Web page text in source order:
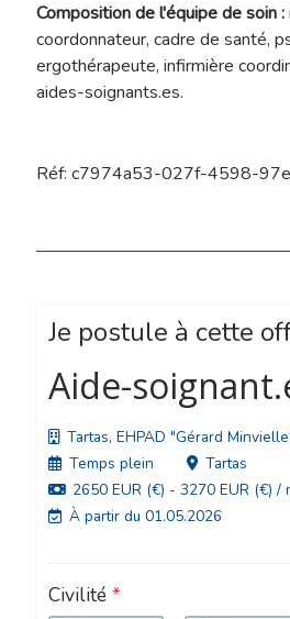
Composition de l'équipe de soin :
coordonnateur, cadre de santé,
ergothérapeute, infirmière
aides-soignants.es.
Réf: c7974a53-027f-4598-
Je postule à cette
Aide-
Tartas, EHPAD "Gérard
Temps plein
Tartas
2650 EUR (€) - 3270 EUR (€) /
À partir du 01.05.2026
Civilité *